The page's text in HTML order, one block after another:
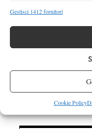
Gestisci 1412 fornitori
Cookie Policy
Serie A1 maschile
Nessun
connessoper